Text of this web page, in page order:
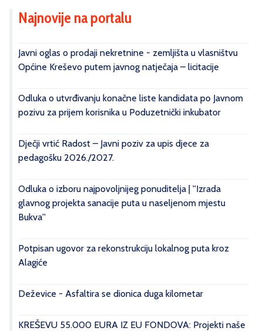
Najnovije na portalu
Javni oglas o prodaji nekretnine - zemljišta u vlasništvu
Općine Kreševo putem javnog natječaja – licitacije
Odluka o utvrđivanju konačne liste kandidata po Javnom
pozivu za prijem korisnika u Poduzetnički inkubator
Dječji vrtić Radost – Javni poziv za upis djece za
pedagošku 2026./2027.
Odluka o izboru najpovoljnijeg ponuditelja | ''Izrada
glavnog projekta sanacije puta u naseljenom mjestu
Bukva''
Potpisan ugovor za rekonstrukciju lokalnog puta kroz
Alagiće
Deževice - Asfaltira se dionica duga kilometar
KREŠEVU 55.000 EURA IZ EU FONDOVA: Projekti naše